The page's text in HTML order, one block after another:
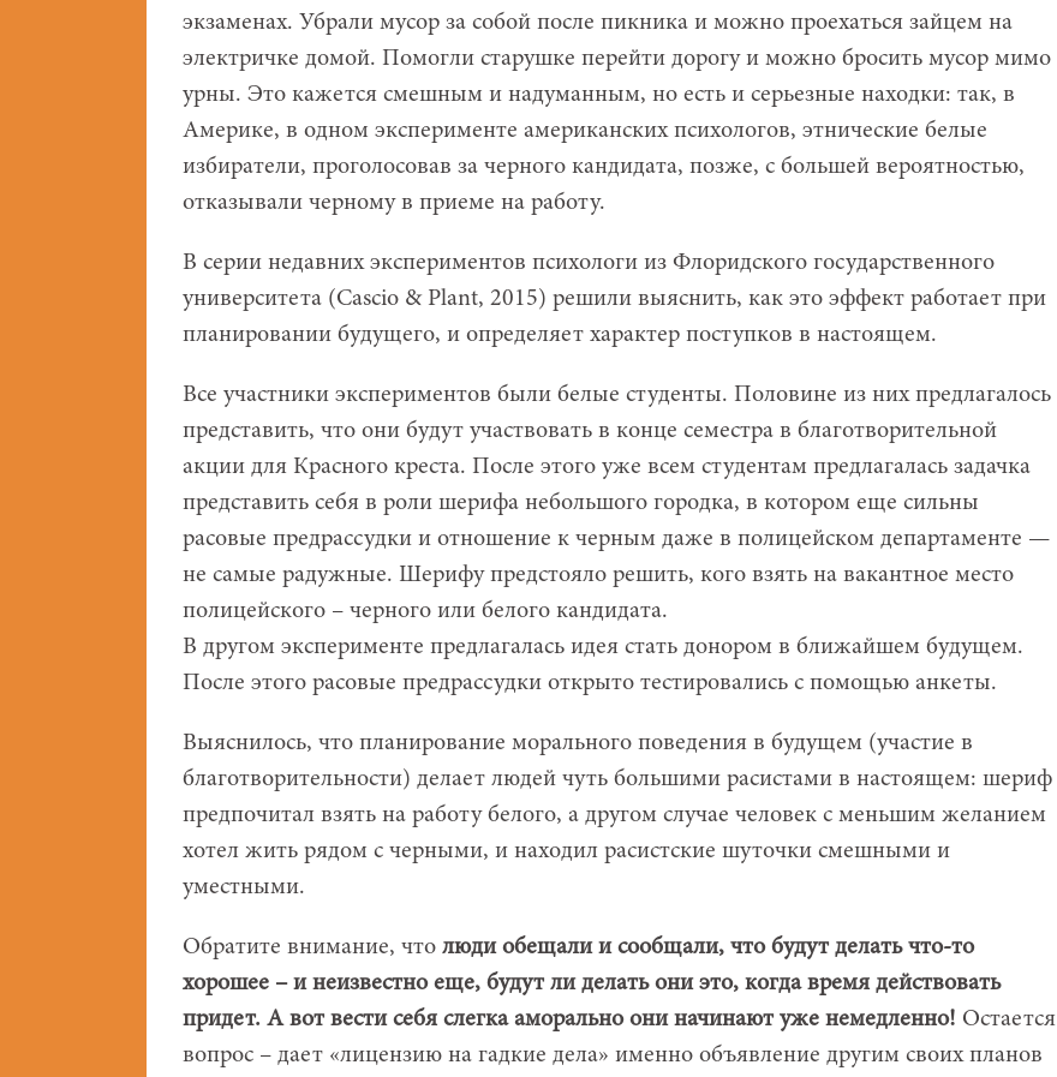
экзаменах. Убрали мусор за собой после пикника и можно проехаться зайцем на
электричке домой. Помогли старушке перейти дорогу и можно бросить мусор мимо
урны. Это кажется смешным и надуманным, но есть и серьезные находки: так, в
Америке, в одном эксперименте американских психологов, этнические белые
избиратели, проголосовав за черного кандидата, позже, с большей вероятностью,
отказывали черному в приеме на работу.
В серии недавних экспериментов психологи из Флоридского государственного
университета (Cascio & Plant, 2015) решили выяснить, как это эффект работает при
планировании будущего, и определяет характер поступков в настоящем.
Все участники экспериментов были белые студенты. Половине из них предлагалось
представить, что они будут участвовать в конце семестра в благотворительной
акции для Красного креста. После этого уже всем студентам предлагалась задачка
представить себя в роли шерифа небольшого городка, в котором еще сильны
расовые предрассудки и отношение к черным даже в полицейском департаменте —
не самые радужные. Шерифу предстояло решить, кого взять на вакантное место
полицейского – черного или белого кандидата.
В другом эксперименте предлагалась идея стать донором в ближайшем будущем.
После этого расовые предрассудки открыто тестировались с помощью анкеты.
Выяснилось, что планирование морального поведения в будущем (участие в
благотворительности) делает людей чуть большими расистами в настоящем: шериф
предпочитал взять на работу белого, а другом случае человек с меньшим желанием
хотел жить рядом с черными, и находил расистские шуточки смешными и
уместными.
Обратите внимание, что люди обещали и сообщали, что будут делать что-то
хорошее – и неизвестно еще, будут ли делать они это, когда время действовать
придет. А вот вести себя слегка аморально они начинают уже немедленно! Остается
вопрос – дает «лицензию на гадкие дела» именно объявление другим своих планов